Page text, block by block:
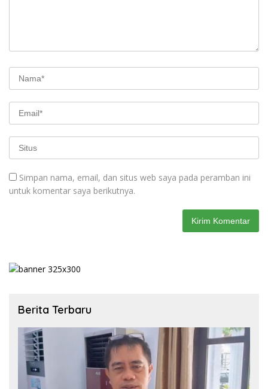
Simpan nama, email, dan situs web saya pada peramban ini
untuk komentar saya berikutnya.
Berita Terbaru